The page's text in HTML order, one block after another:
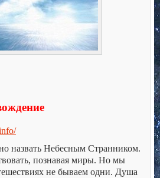
назвать Небесным Странником.
познавая миры. Но мы
не бываем одни. Душа